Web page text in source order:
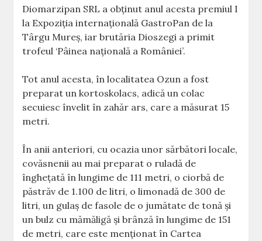
Diomarzipan SRL a obţinut anul acesta premiul I
la Expoziţia internaţională GastroPan de la
Târgu Mureş, iar brutăria Dioszegi a primit
trofeul ‘Pâinea naţională a României’.
Tot anul acesta, în localitatea Ozun a fost
preparat un kortoskolacs, adică un colac
secuiesc învelit în zahăr ars, care a măsurat 15
metri.
În anii anteriori, cu ocazia unor sărbători locale,
covăsnenii au mai preparat o ruladă de
îngheţată în lungime de 111 metri, o ciorbă de
păstrăv de 1.100 de litri, o limonadă de 300 de
litri, un gulaş de fasole de o jumătate de tonă şi
un bulz cu mămăligă şi brânză în lungime de 151
de metri, care este menţionat în Cartea